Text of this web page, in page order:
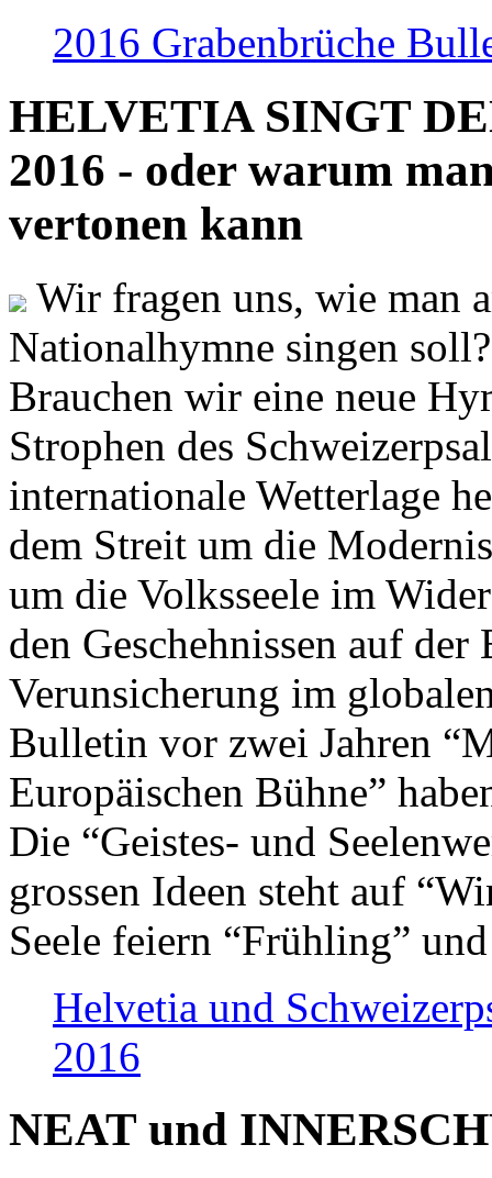
2016 Grabenbrüche
HELVETIA SINGT
2016 - oder warum
vertonen kann
Wir fragen uns, wie man
Nationalhymne singen
Brauchen wir eine neue
Strophen des
internationale Wetterlage
dem Streit um die
um die Volksseele im
den Geschehnissen auf
Verunsicherung im
Bulletin vor zwei Jahren
Europäischen Bühne”
Die “Geistes- und
grossen Ideen steht auf
Seele feiern “Frühling”
Helvetia und
2016
NEAT und